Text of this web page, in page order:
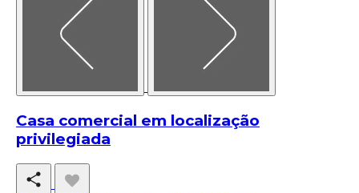
Casa comercial em localização
privilegiada